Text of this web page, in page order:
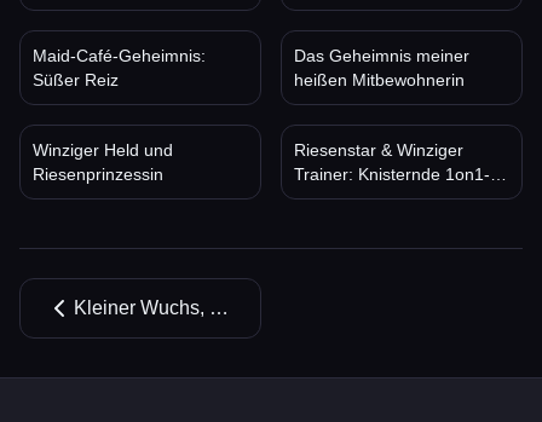
Maid-Café-Geheimnis:
Süßer Reiz
Das Geheimnis meiner
heißen Mitbewohnerin
Winziger Held und
Riesenprinzessin
Riesenstar & Winziger
Trainer: Knisternde 1on1-
Romance
Kleiner Wuchs, Große Versuchung